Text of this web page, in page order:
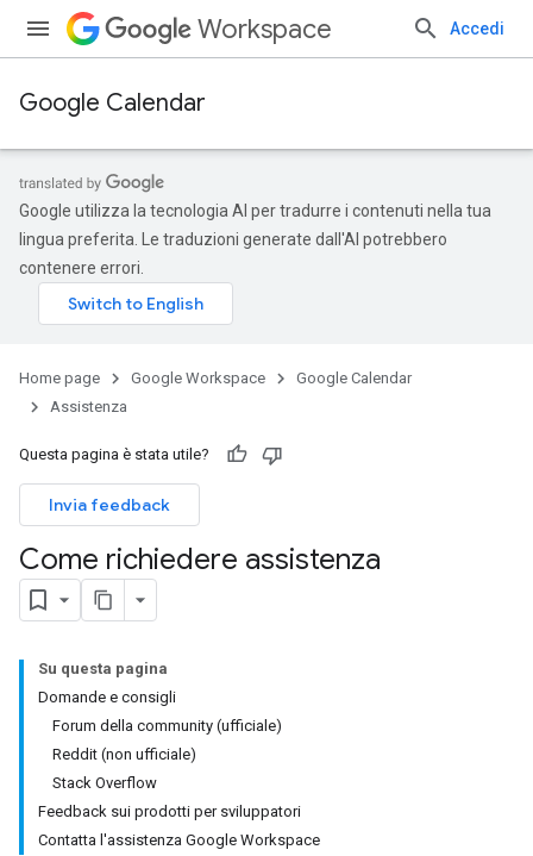
Workspace Accedi
Google Calendar
Google utilizza la tecnologia AI per tradurre i contenuti nella tua
lingua preferita. Le traduzioni generate dall'AI potrebbero
contenere errori.
Home page Google Workspace
Google Calendar
Assistenza
Questa pagina è stata utile?
Invia feedback
Come richiedere assistenza
Su questa pagina
Domande e consigli
Forum della community (ufficiale)
Reddit (non ufficiale)
Stack Overflow
Feedback sui prodotti per sviluppatori
Contatta l'assistenza Google Workspace